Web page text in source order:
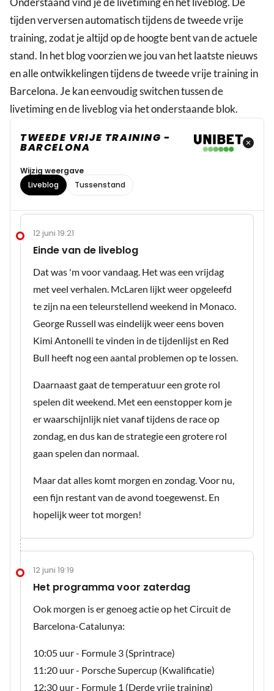
tijden verversen automatisch tijdens de tweede vrije
training, zodat je altijd op de hoogte bent van de actuele
stand. In het blog voorzien we jou van het laatste nieuws
en alle ontwikkelingen tijdens de tweede vrije training in
Barcelona. Je kan eenvoudig switchen tussen de
livetiming en de liveblog via het onderstaande blok.
TWEEDE VRIJE TRAINING -
BARCELONA
Wijzig weergave
Liveblog
Tussenstand
12 juni 19:21
Einde van de liveblog
Dat was 'm voor vandaag. Het was een vrijdag
met veel verhalen. McLaren lijkt weer opgeleefd
te zijn na een teleurstellend weekend in Monaco.
George Russell was eindelijk weer eens boven
Kimi Antonelli te vinden in de tijdenlijst en Red
Bull heeft nog een aantal problemen op te lossen.
Daarnaast gaat de temperatuur een grote rol
spelen dit weekend. Met een eenstopper kom je
er waarschijnlijk niet vanaf tijdens de race op
zondag, en dus kan de strategie een grotere rol
gaan spelen dan normaal.
Maar dat alles komt morgen en zondag. Voor nu,
een fijn restant van de avond toegewenst. En
hopelijk weer tot morgen!
12 juni 19:19
Het programma voor zaterdag
Ook morgen is er genoeg actie op het Circuit de
Barcelona-Catalunya:
10:05 uur - Formule 3 (Sprintrace)
11:20 uur - Porsche Supercup (Kwalificatie)
12:30 uur - Formule 1 (Derde vrije training)